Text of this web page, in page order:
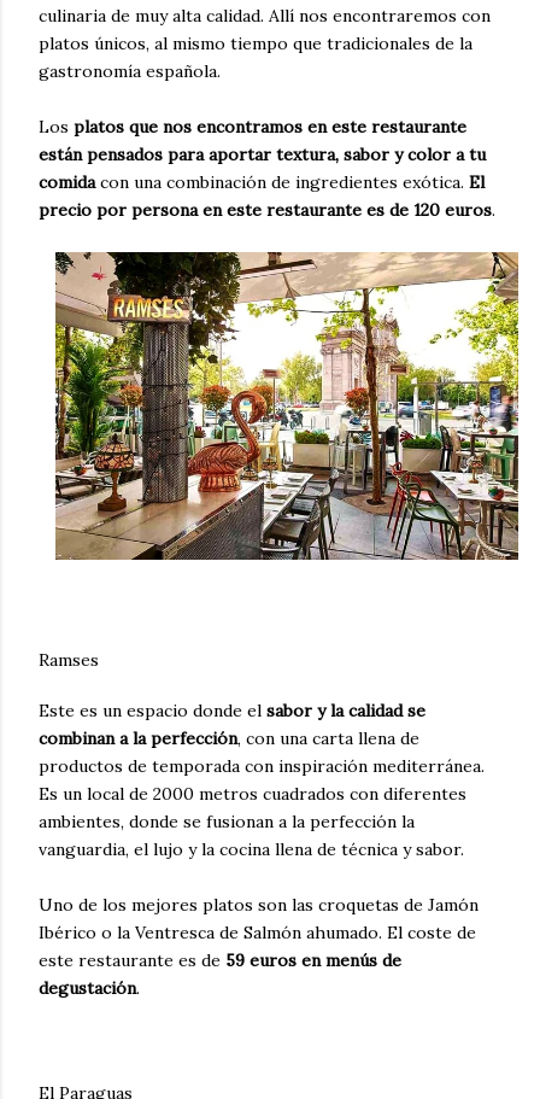
culinaria de muy alta calidad. Allí nos encontraremos con
platos únicos, al mismo tiempo que tradicionales de la
gastronomía española.
Los platos que nos encontramos en este restaurante
están pensados para aportar textura, sabor y color a tu
comidacon una combinación de ingredientes exótica. El
precio por persona en este restaurante es de 120 euros.
Ramses
Este es un espacio donde el sabor y la calidad se
combinan a la perfección, con una carta llena de
productos de temporada con inspiración mediterránea.
Es un local de 2000 metros cuadrados con diferentes
ambientes, donde se fusionan a la perfección la
vanguardia, el lujo y la cocina llena de técnica y sabor.
Uno de los mejores platos son las croquetas de Jamón
Ibérico o la Ventresca de Salmón ahumado. El coste de
este restaurante es de 59 euros en menús de
degustación.
El Paraguas